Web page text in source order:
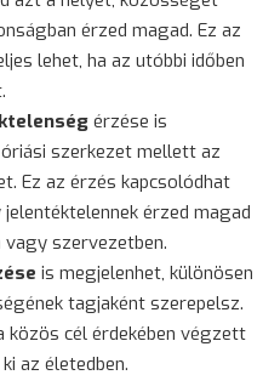
érzed magad. Ez az
lehet, ha az utóbbi időben
érzése is
szerkezet mellett az
Ez az érzés kapcsolódhat
érzed magad
szervezetben.
is megjelenhet, különösen
tagjaként szerepelsz.
közös cél érdekében végzett
az életedben.